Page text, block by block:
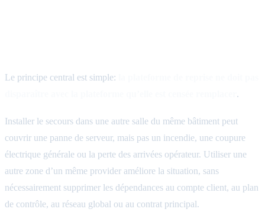
Le principe central est simple:
.
Installer le secours dans une autre salle du même bâtiment peut
couvrir une panne de serveur, mais pas un incendie, une coupure
électrique générale ou la perte des arrivées opérateur. Utiliser une
autre zone d’un même provider améliore la situation, sans
nécessairement supprimer les dépendances au compte client, au plan
de contrôle, au réseau global ou au contrat principal.